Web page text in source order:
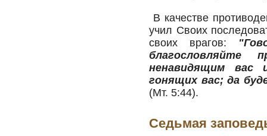
В качестве
учил Своих
своих врагов:
благословляйте
ненавидящим
гонящих вас; да
(Мт. 5:44).
Седьмая